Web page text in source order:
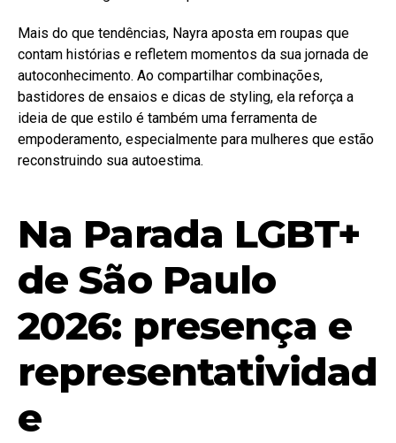
Mais do que tendências, Nayra aposta em roupas que
contam histórias e refletem momentos da sua jornada de
autoconhecimento. Ao compartilhar combinações,
bastidores de ensaios e dicas de styling, ela reforça a
ideia de que estilo é também uma ferramenta de
empoderamento, especialmente para mulheres que estão
reconstruindo sua autoestima.
Na Parada LGBT+
de São Paulo
2026: presença e
representatividad
e